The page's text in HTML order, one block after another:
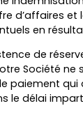
d’affaires et
en
de
Société ne
paiement qui
le délai